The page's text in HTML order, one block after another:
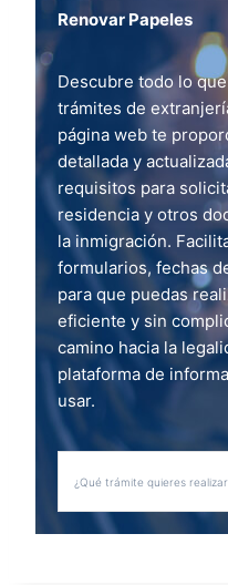
Renovar Papeles
Descubre todo lo
trámites de
página web te
detallada y
requisitos para
residencia y otros
la inmigración.
formularios, fechas
para que puedas
eficiente y sin
camino hacia la
plataforma de
usar.